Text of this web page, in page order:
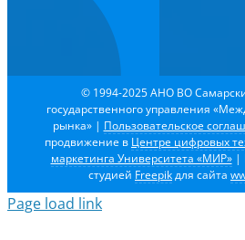
© 1994-2025 АНО ВО
государственного управления
рынка» | Пользовательское
продвижение в Центре цифровых
маркетинга Университета «МИР»|
студией Freepikдля сайта
Page load link